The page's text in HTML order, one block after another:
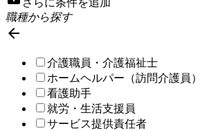
さらに条件を追加
職種から探す

介護職員・介護福祉士
ホームヘルパー（訪問介護員）
看護助手
就労・生活支援員
サービス提供責任者